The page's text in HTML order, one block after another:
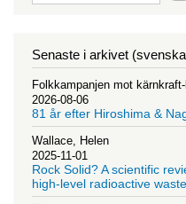
Senaste i arkivet
Folkkampanjen mot
2026-08-06
81 år efter Hiroshima &
Wallace, Helen
2025-11-01
Rock Solid? A scientific
high-level radioactive waste